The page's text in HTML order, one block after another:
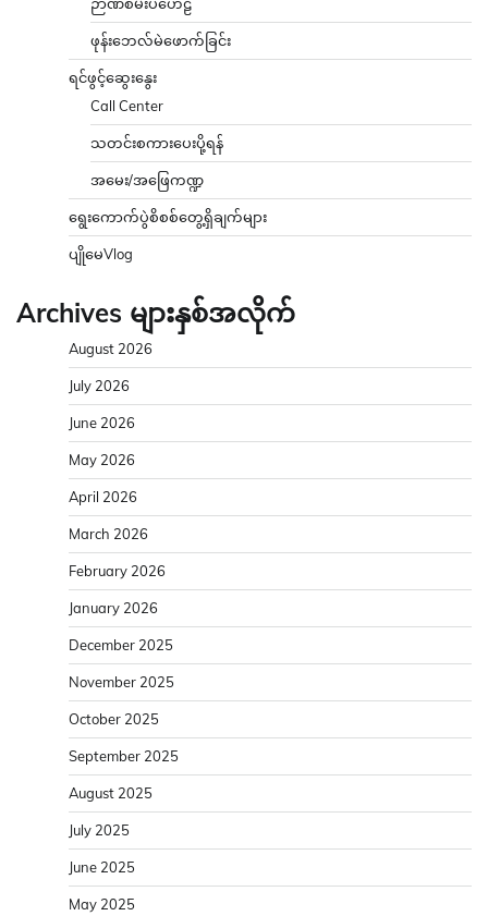
ဉာဏ်စမ်းပဟေဠိ
ဖုန်းဘေလ်မဲဖောက်ခြင်း
ရင်ဖွင့်ဆွေးနွေး
Call Center
သတင်းစကားပေးပို့ရန်
အမေး/အဖြေကဏ္ဍ
ရွေးကောက်ပွဲစိစစ်တွေ့ရှိချက်များ
ပျိုမေVlog
Archives များနှစ်အလိုက်
August 2026
July 2026
June 2026
May 2026
April 2026
March 2026
February 2026
January 2026
December 2025
November 2025
October 2025
September 2025
August 2025
July 2025
June 2025
May 2025